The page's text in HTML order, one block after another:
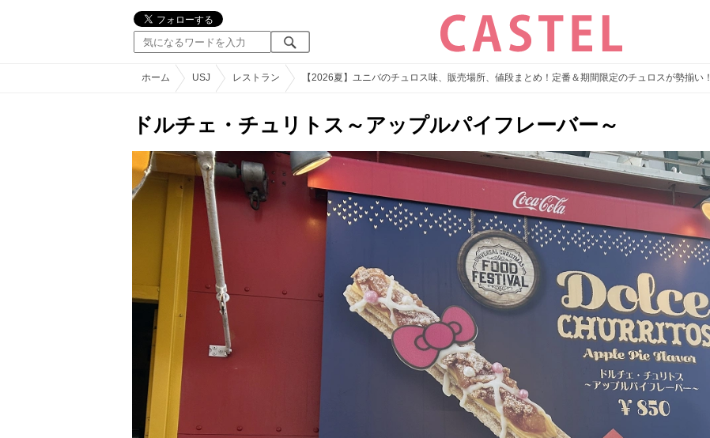
ホーム USJ レストラン 【2026夏】ユニバのチュロス味、販売場所、値段まとめ！定番＆期間限定のチュロスが勢揃い！
ドルチェ・チュリトス～アップルパイフレーバー～